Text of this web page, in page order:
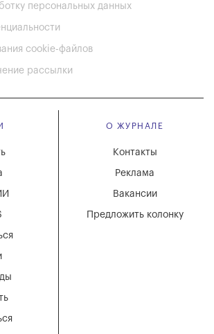
персональных данных
cookie-файлов
рассылки
О ЖУРНАЛЕ
Вакансии
Реклама
Контакты
Предложить колонку